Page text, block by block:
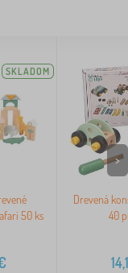
SKLADOM
50 ks
Drevená
40
>